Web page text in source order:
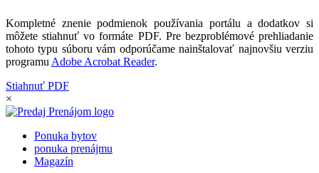
Kompletné znenie podmienok používania portálu a dodatkov si
môžete stiahnuť vo formáte PDF. Pre bezproblémové prehliadanie
tohoto typu súboru vám odporúčame nainštalovať najnovšiu verziu
programu Adobe Acrobat Reader.
Stiahnuť PDF
×
Ponuka bytov
ponuka prenájmu
Magazín